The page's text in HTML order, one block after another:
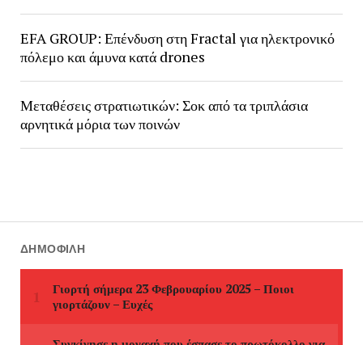
EFA GROUP: Επένδυση στη Fractal για ηλεκτρονικό
πόλεμο και άμυνα κατά drones
Μεταθέσεις στρατιωτικών: Σοκ από τα τριπλάσια
αρνητικά μόρια των ποινών
ΔΗΜΟΦΙΛΉ